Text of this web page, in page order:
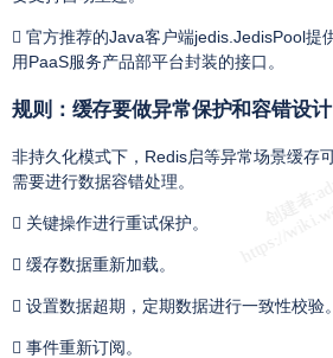
 官方推荐的Java客户端jedis.JedisPool提
用PaaS服务产品部平台封装的接口。
规则：缓存要做异常保护和容错设计
非持久化模式下，Redis启等异常场景缓存
需要进行数据容错处理。
 关键操作进行重试保护。
 缓存数据重新加载。
 设置数据超期，定期数据进行一致性校验。
 事件重新订阅。